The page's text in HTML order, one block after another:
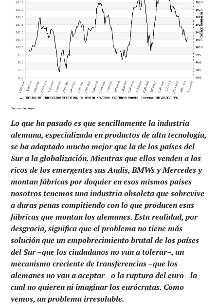
Lo que ha pasado es que sencillamente la industria
alemana, especializada en productos de alta tecnología,
se ha adaptado mucho mejor que la de los países del
Sur a la globalización. Mientras que ellos venden a los
ricos de los emergentes sus Audis, BMWs y Mercedes y
montan fábricas por doquier en esos mismos países
nosotros tenemos una industria obsoleta que sobrevive
a duras penas compitiendo con lo que producen esas
fábricas que montan los alemanes. Esta realidad, por
desgracia, significa que el problema no tiene más
solución que un empobrecimiento brutal de los países
del Sur –que los ciudadanos no van a tolerar–, un
mecanismo creciente de transferencias –que los
alemanes no van a aceptar– o la ruptura del euro –la
cual no quieren ni imaginar los eurócratas. Como
vemos, un problema irresoluble.